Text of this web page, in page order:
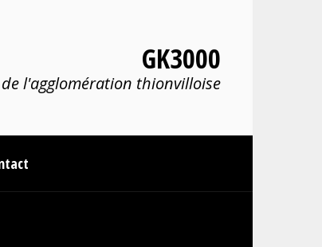
GK3000
l'agglomération thionvilloise